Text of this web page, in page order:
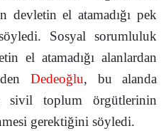
devletin el atamadığı pek
Sosyal sorumluluk
el atamadığı alanlardan
Dedeoğlu, bu alanda
sivil toplum örgütlerinin
gerektiğini söyledi.